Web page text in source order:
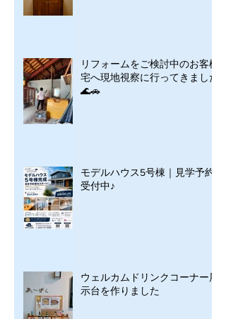
リフォームをご検討中のお客様
宅へ現地視察に行ってきました
🌊🚗
モデルハウス5号棟｜見学予約
受付中♪
ウェルカムドリンクコーナー展
示台を作りました